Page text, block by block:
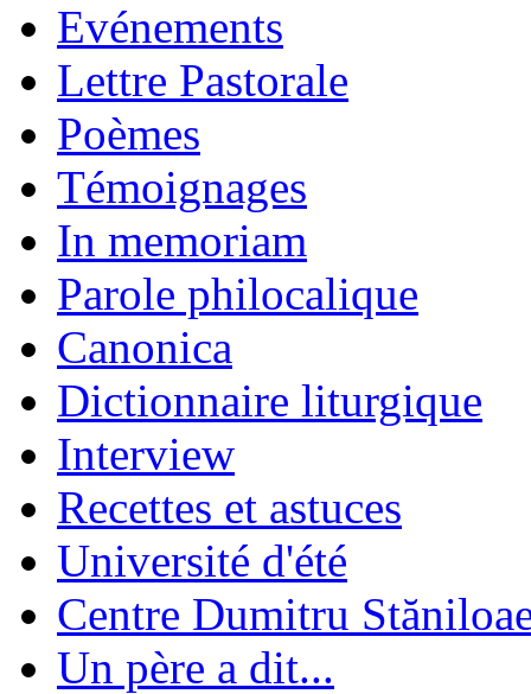
Evénements
Lettre Pastorale
Poèmes
Témoignages
In memoriam
Parole philocalique
Canonica
Dictionnaire liturgique
Interview
Recettes et astuces
Université d'été
Centre Dumitru
Un père a dit...